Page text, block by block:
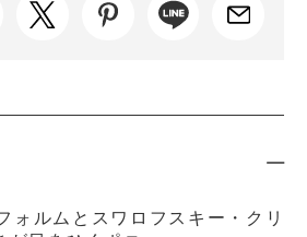
ォルムとスワロフスキー・クリ